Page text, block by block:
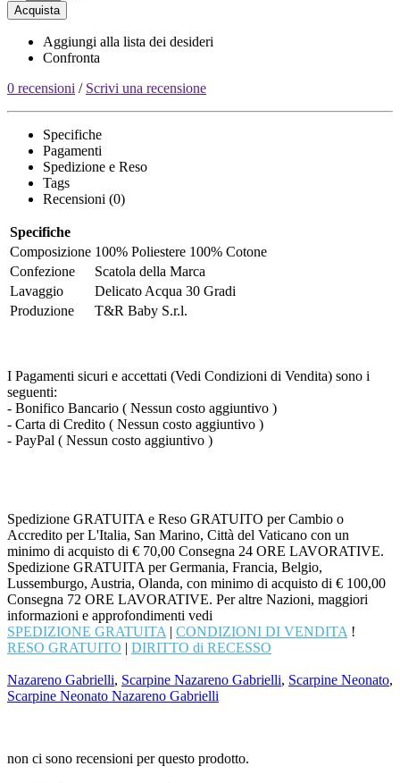
Acquista
Aggiungi alla lista dei desideri
Confronta
0 recensioni / Scrivi una recensione
Specifiche
Pagamenti
Spedizione e Reso
Tags
Recensioni (0)
Specifiche
Composizione 100% Poliestere 100% Cotone
Confezione
Scatola della Marca
Lavaggio
Delicato Acqua 30 Gradi
Produzione
T&R Baby S.r.l.
I Pagamenti sicuri e accettati (Vedi Condizioni di Vendita) sono i
seguenti:
- Bonifico Bancario ( Nessun costo aggiuntivo )
- Carta di Credito ( Nessun costo aggiuntivo )
- PayPal ( Nessun costo aggiuntivo )
Spedizione GRATUITA e Reso GRATUITO per Cambio o
Accredito per L'Italia, San Marino, Città del Vaticano con un
minimo di acquisto di € 70,00 Consegna 24 ORE LAVORATIVE.
Spedizione GRATUITA per Germania, Francia, Belgio,
Lussemburgo, Austria, Olanda, con minimo di acquisto di € 100,00
Consegna 72 ORE LAVORATIVE. Per altre Nazioni, maggiori
informazioni e approfondimenti vedi
SPEDIZIONE GRATUITA | CONDIZIONI DI VENDITA !
RESO GRATUITO | DIRITTO di RECESSO
Nazareno Gabrielli, Scarpine Nazareno Gabrielli, Scarpine Neonato,
Scarpine Neonato Nazareno Gabrielli
non ci sono recensioni per questo prodotto.